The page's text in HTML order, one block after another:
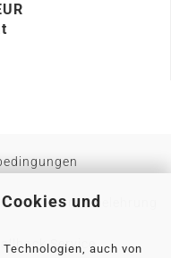
und
auch von
Widerrufsbelehrung
Service